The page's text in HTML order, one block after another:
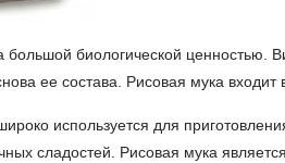
большой биологической ценностью.
ее состава. Рисовая мука входит
используется для
сладостей. Рисовая мука